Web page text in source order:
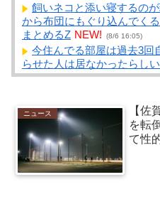
飼いネコと添い寝するの
から布団にもぐり込んでく
まとめるZ NEW! (8/6 16:05)
今住んでる部屋は過去3回
らせた人は居なかったらし
(8/6 16:05)
まとめサイトアンテナ！
女性「そうめん作るのは
エアプ」 / NEWまとめサイ
【画像】田舎特有の「謎
とめサイトアンテナ！
「プチプチ」の川上産業
ニュース
【佐
を転
て性